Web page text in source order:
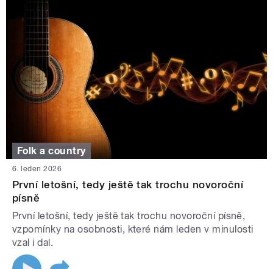
Folk a country
6. leden 2026
První letošní, tedy ještě tak trochu novoroční
písně
První letošní, tedy ještě tak trochu novoroční písně,
vzpomínky na osobnosti, které nám leden v minulosti
vzal i dal.